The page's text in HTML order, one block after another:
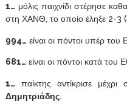
1… μόλις παιχνίδι στέρησε
στη ΧΑΝΘ, το οποίο έληξε 2-3
994… είναι οι πόντοι υπέρ του
681… είναι οι πόντοι κατά του
1… παίκτης αντίκρισε μέχρι
Δημητριάδης.